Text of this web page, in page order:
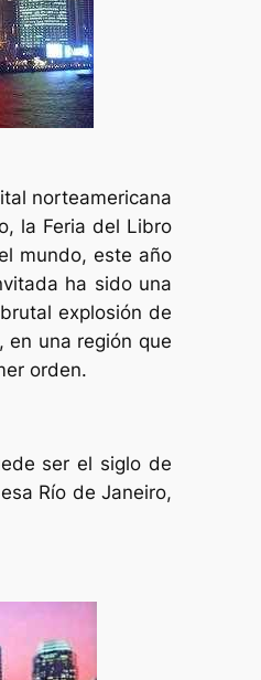
norteamericana
la Feria del Libro
mundo, este año
ha sido una
explosión de
en una región que
orden.
ser el siglo de
Río de Janeiro,